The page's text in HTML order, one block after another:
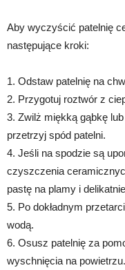
Aby wyczyścić patelnię
następujące kroki:
1. Odstaw patelnię na
2. Przygotuj roztwór z
3. Zwilż miękką gąbkę
przetrzyj spód patelni.
4. Jeśli na spodzie są
czyszczenia
pastę na plamy i
5. Po dokładnym
wodą.
6. Osusz patelnię za
wyschnięcia na powietrzu.